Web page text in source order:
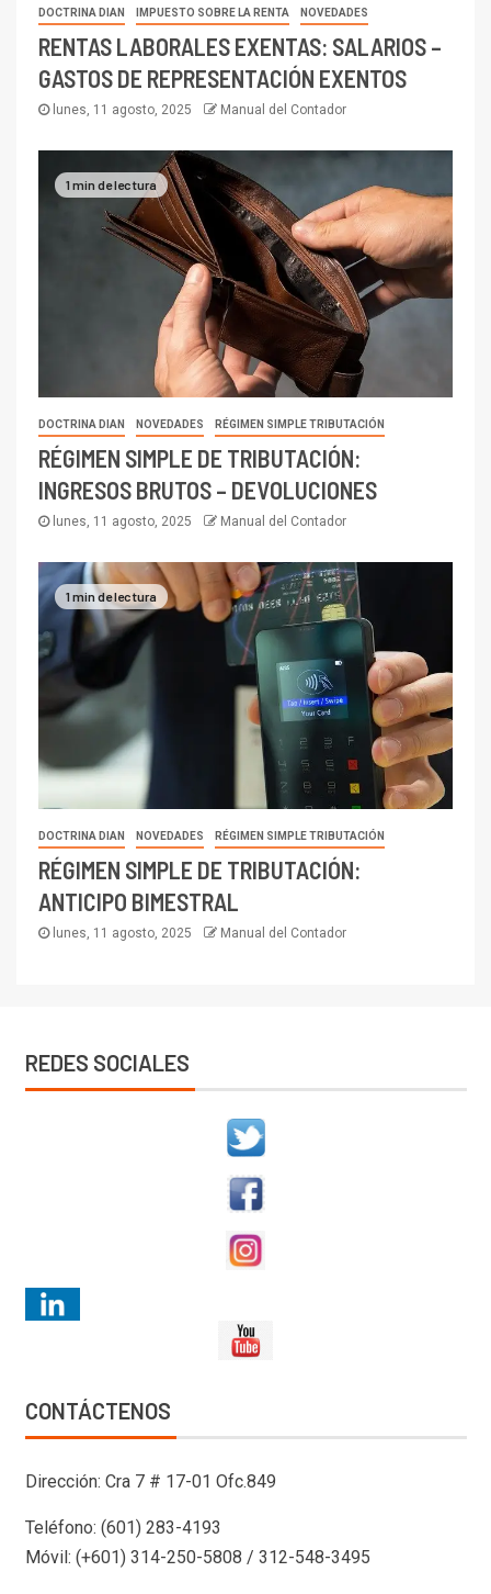
DOCTRINA DIAN IMPUESTO SOBRE LA RENTA NOVEDADES
RENTAS LABORALES EXENTAS: SALARIOS –
GASTOS DE REPRESENTACIÓN EXENTOS
lunes, 11 agosto, 2025 Manual del Contador
1 min de lectura
DOCTRINA DIAN NOVEDADES RÉGIMEN SIMPLE TRIBUTACIÓN
RÉGIMEN SIMPLE DE TRIBUTACIÓN:
INGRESOS BRUTOS – DEVOLUCIONES
lunes, 11 agosto, 2025 Manual del Contador
1 min de lectura
DOCTRINA DIAN NOVEDADES RÉGIMEN SIMPLE TRIBUTACIÓN
RÉGIMEN SIMPLE DE TRIBUTACIÓN:
ANTICIPO BIMESTRAL
lunes, 11 agosto, 2025 Manual del Contador
REDES SOCIALES
CONTÁCTENOS
Dirección: Cra 7 # 17-01 Ofc.849
Teléfono: (601) 283-4193
Móvil: (+601) 314-250-5808 / 312-548-3495